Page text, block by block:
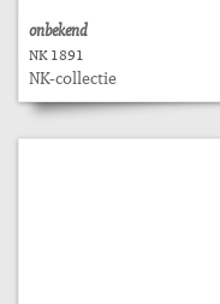
onbekend
NK 1891
NK-collectie